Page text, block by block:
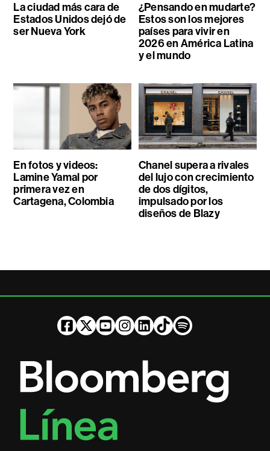
La ciudad más cara de
Estados Unidos dejó de
ser Nueva York
¿Pensando en mudarte?
Estos son los mejores
países para vivir en
2026 en América Latina
y el mundo
En fotos y videos:
Lamine Yamal por
primera vez en
Cartagena, Colombia
Chanel supera a rivales
del lujo con crecimiento
de dos dígitos,
impulsado por los
diseños de Blazy